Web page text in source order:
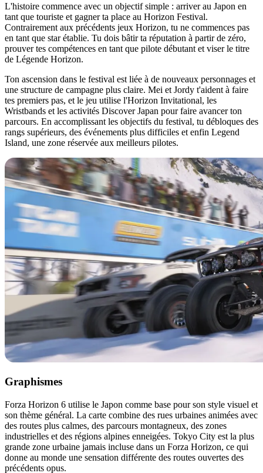
L'histoire commence avec un objectif simple : arriver au Japon en
tant que touriste et gagner ta place au Horizon Festival.
Contrairement aux précédents jeux Horizon, tu ne commences pas
en tant que star établie. Tu dois bâtir ta réputation à partir de zéro,
prouver tes compétences en tant que pilote débutant et viser le titre
de Légende Horizon.
Ton ascension dans le festival est liée à de nouveaux personnages et
une structure de campagne plus claire. Mei et Jordy t'aident à faire
tes premiers pas, et le jeu utilise l'Horizon Invitational, les
Wristbands et les activités Discover Japan pour faire avancer ton
parcours. En accomplissant les objectifs du festival, tu débloques des
rangs supérieurs, des événements plus difficiles et enfin Legend
Island, une zone réservée aux meilleurs pilotes.
Graphismes
Forza Horizon 6 utilise le Japon comme base pour son style visuel et
son thème général. La carte combine des rues urbaines animées avec
des routes plus calmes, des parcours montagneux, des zones
industrielles et des régions alpines enneigées. Tokyo City est la plus
grande zone urbaine jamais incluse dans un Forza Horizon, ce qui
donne au monde une sensation différente des routes ouvertes des
précédents opus.